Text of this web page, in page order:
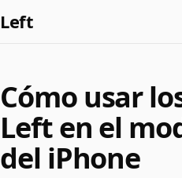
Left
Cómo usar
Left en el
del iPhone